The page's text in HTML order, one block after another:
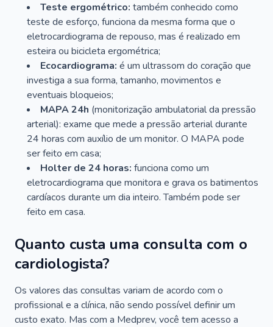
Teste ergométrico: também conhecido como
teste de esforço, funciona da mesma forma que o
eletrocardiograma de repouso, mas é realizado em
esteira ou bicicleta ergométrica;
Ecocardiograma: é um ultrassom do coração que
investiga a sua forma, tamanho, movimentos e
eventuais bloqueios;
MAPA 24h (monitorização ambulatorial da pressão
arterial): exame que mede a pressão arterial durante
24 horas com auxílio de um monitor. O MAPA pode
ser feito em casa;
Holter de 24 horas: funciona como um
eletrocardiograma que monitora e grava os batimentos
cardíacos durante um dia inteiro. Também pode ser
feito em casa.
Quanto custa uma consulta com o
cardiologista?
Os valores das consultas variam de acordo com o
profissional e a clínica, não sendo possível definir um
custo exato. Mas com a Medprev, você tem acesso a